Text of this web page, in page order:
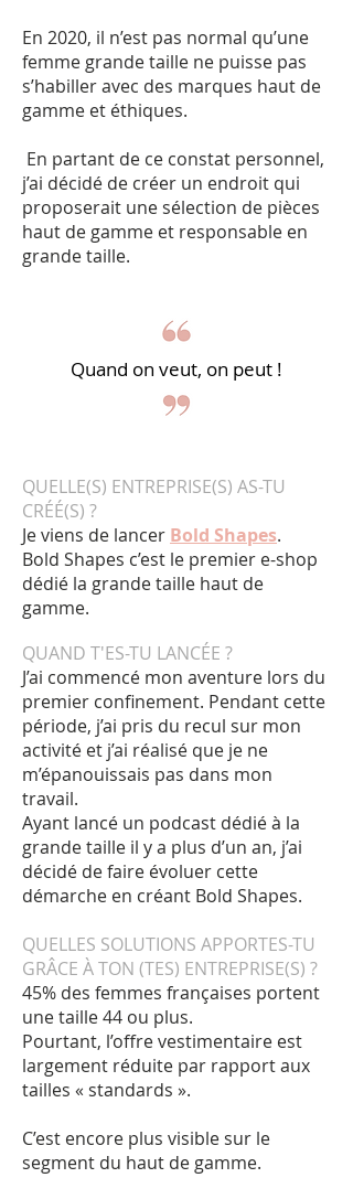
QUELLE(S) ENTREPRISE(S) AS-TU
CRÉÉ(S) ?
Je viens de lancer Bold Shapes.
Bold Shapes c’est le premier e-shop
dédié la grande taille haut de
gamme.
QUAND T'ES-TU LANCÉE ?
J’ai commencé mon aventure lors du
premier confinement. Pendant cette
période, j’ai pris du recul sur mon
activité et j’ai réalisé que je ne
m’épanouissais pas dans mon
travail.
Ayant lancé un podcast dédié à la
grande taille il y a plus d’un an, j’ai
décidé de faire évoluer cette
démarche en créant Bold Shapes.
QUELLES SOLUTIONS APPORTES-TU
GRÂCE À TON (TES) ENTREPRISE(S) ?
45% des femmes françaises portent
une taille 44 ou plus.
Pourtant, l’offre vestimentaire est
largement réduite par rapport aux
tailles « standards ».
C’est encore plus visible sur le
segment du haut de gamme.
Quand on veut, on peut !
En 2020, il n’est pas normal qu’une
femme grande taille ne puisse pas
s’habiller avec des marques haut de
gamme et éthiques.
En partant de ce constat personnel,
j’ai décidé de créer un endroit qui
proposerait une sélection de pièces
haut de gamme et responsable en
grande taille.